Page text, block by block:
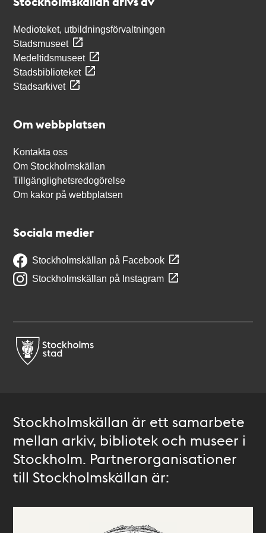
Medioteket, utbildningsförvaltningen
Stadsmuseet
Medeltidsmuseet
Stadsbiblioteket
Stadsarkivet
Om webbplatsen
Kontakta oss
Om Stockholmskällan
Tillgänglighetsredogörelse
Om kakor på webbplatsen
Sociala medier
Stockholmskällan på Facebook
Stockholmskällan på Instagram
Stockholmskällan är ett samarbete
mellan arkiv, bibliotek och museer i
Stockholm. Partnerorganisationer
till Stockholmskällan är: